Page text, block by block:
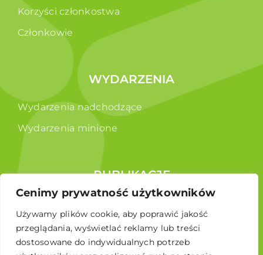
Cenimy prywatność użytkowników
Używamy plików cookie, aby poprawić jakość
przeglądania, wyświetlać reklamy lub treści
dostosowane do indywidualnych potrzeb
Korzyści członkostwa
Członkowie
WYDARZENIA
Wydarzenia nadchodzące
Wydarzenia minione
PUBLIKACJE
Raporty
Broszura edukacyjna